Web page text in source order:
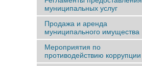
муниципальных услуг
Продажа и аренда
муниципального имущества
Мероприятия по
противодействию коррупции